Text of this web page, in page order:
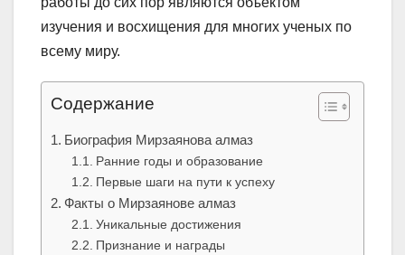
изучения и восхищения для многих ученых по
всему миру.
Содержание
Биография Мирзаянова алмаз
Ранние годы и образование
Первые шаги на пути к успеху
Факты о Мирзаянове алмаз
Уникальные достижения
Признание и награды